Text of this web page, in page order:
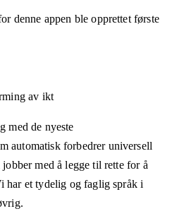
denne appen ble opprettet første
av ikt
med de nyeste
automatisk forbedrer universell
med å legge til rette for å
et tydelig og faglig språk i